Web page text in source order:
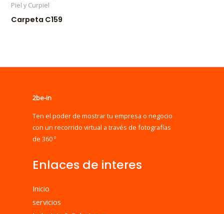
Piel y Curpiel
Carpeta C159
2be-in
Ten el poder de mostrar tu empresa o negocio
con un recorrido virtual a través de fotografías
de 360 º
Enlaces de interes
Inicio
servicios